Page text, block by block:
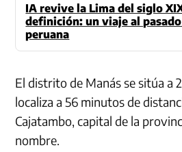
IA revive la Lima del siglo
definición: un viaje al
peruana
El distrito de Manás se sitúa a
localiza a 56 minutos de
Cajatambo, capital de la
nombre.